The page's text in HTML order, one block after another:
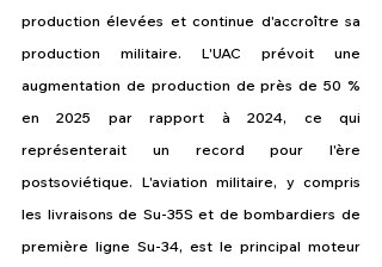
production élevées et continue d'accroître sa
production militaire. L'UAC prévoit une
augmentation de production de près de 50 %
en 2025 par rapport à 2024, ce qui
représenterait un record pour l'ère
postsoviétique. L'aviation militaire, y compris
les livraisons de Su-35S et de bombardiers de
première ligne Su-34, est le principal moteur